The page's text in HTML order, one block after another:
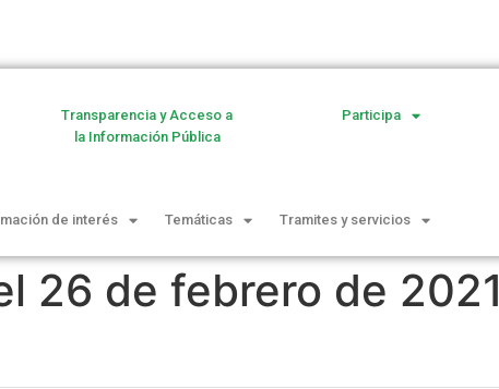
Transparencia y Acceso a
la Información Pública
Participa
de interés Temáticas Tramites y servicios
26 de febrero de 2021